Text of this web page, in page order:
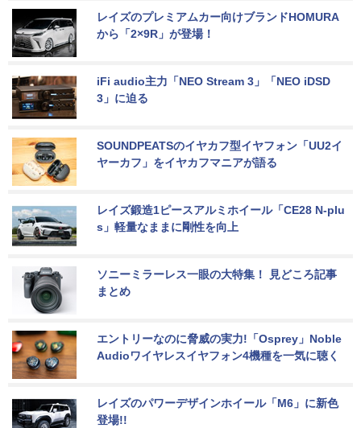
レイズのプレミアムカー向けブランドHOMURA
から「2×9R」が登場！
iFi audio主力「NEO Stream 3」「NEO iDSD
3」に迫る
SOUNDPEATSのイヤカフ型イヤフォン「UU2イ
ヤーカフ」をイヤカフマニアが語る
レイズ鍛造1ピースアルミホイール「CE28 N-plu
s」軽量なままに剛性を向上
ソニーミラーレス一眼の大特集！ 見どころ記事
まとめ
エントリーなのに脅威の実力!「Osprey」Noble
Audioワイヤレスイヤフォン4機種を一気に聴く
レイズのパワーデザインホイール「M6」に新色
登場!!